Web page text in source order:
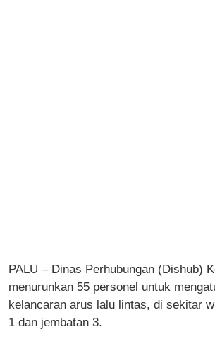
PALU – Dinas Perhubungan (Dishub)
menurunkan 55 personel untuk
kelancaran arus lalu lintas, di sekitar
1 dan jembatan 3.